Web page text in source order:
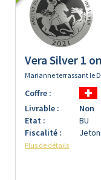
Vera Silver 1
Marianne terrassant le
Coffre :
Livrable :
Non
Etat :
BU
Fiscalité :
Plus de détails